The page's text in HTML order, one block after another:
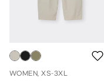
WOMEN, XS-3XL